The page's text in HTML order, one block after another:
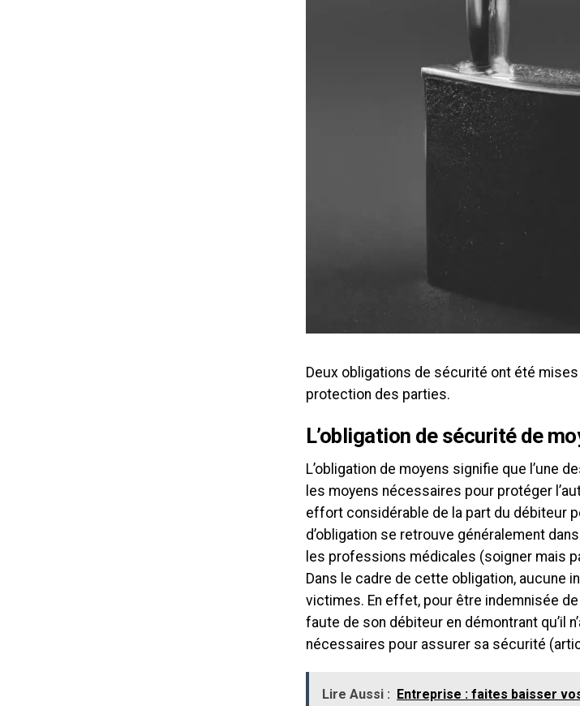
Deux obligations de sécurité ont été
protection des parties.
L’obligation de sécurité de
L’obligation de moyens signifie que l’une
les moyens nécessaires pour protéger
effort considérable de la part du débiteur
d’obligation se retrouve généralement
les professions médicales (soigner mais
Dans le cadre de cette obligation, aucune
victimes. En effet, pour être indemnisée
faute de son débiteur en démontrant qu’il
nécessaires pour assurer sa sécurité
Lire Aussi : Entreprise : faites baisser